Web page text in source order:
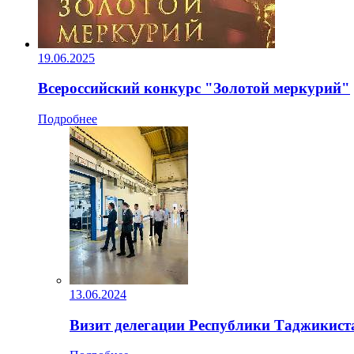
19.06.2025
Всероссийский конкурс "Золотой меркурий"
Подробнее
13.06.2024
Визит делегации Республики